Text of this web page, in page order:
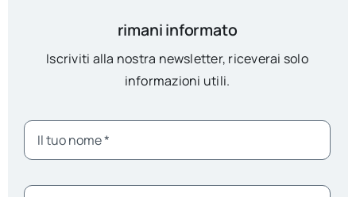
rimani informato
Iscriviti alla nostra newsletter, riceverai solo
informazioni utili.